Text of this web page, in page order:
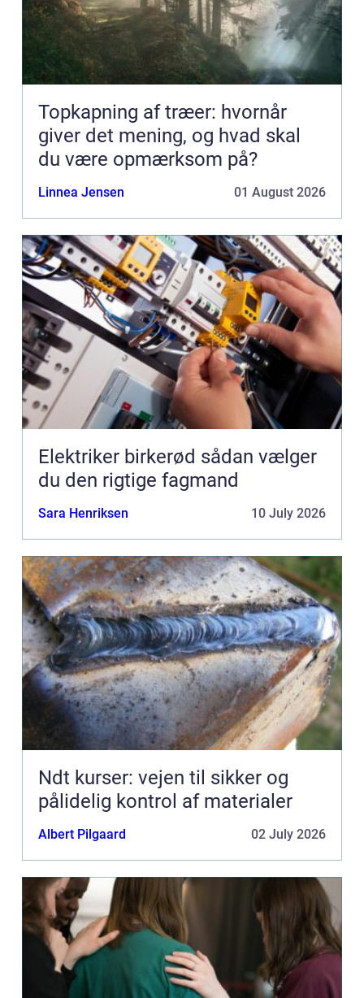
Topkapning af træer: hvornår
giver det mening, og hvad skal
du være opmærksom på?
Linnea Jensen 01 August 2026
Elektriker birkerød sådan vælger
du den rigtige fagmand
Sara Henriksen 10 July 2026
Ndt kurser: vejen til sikker og
pålidelig kontrol af materialer
Albert Pilgaard 02 July 2026